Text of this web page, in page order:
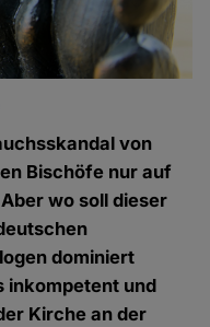
von
Bischöfe nur auf
wo soll dieser
dominiert
inkompetent und
Kirche an der